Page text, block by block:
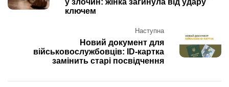
у злочин: жінка загинула від удару
ключем
Наступна
Новий документ для
військовослужбовців: ID-картка
замінить старі посвідчення